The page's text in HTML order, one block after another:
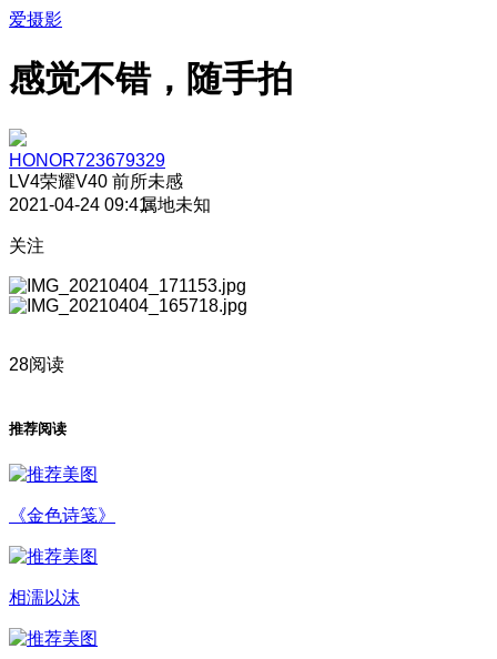
爱摄影
感觉不错，随手拍
HONOR723679329
LV4荣耀V40 前所未感
2021-04-24 09:41属地未知
关注
28阅读
推荐阅读
《金色诗笺》
相濡以沫